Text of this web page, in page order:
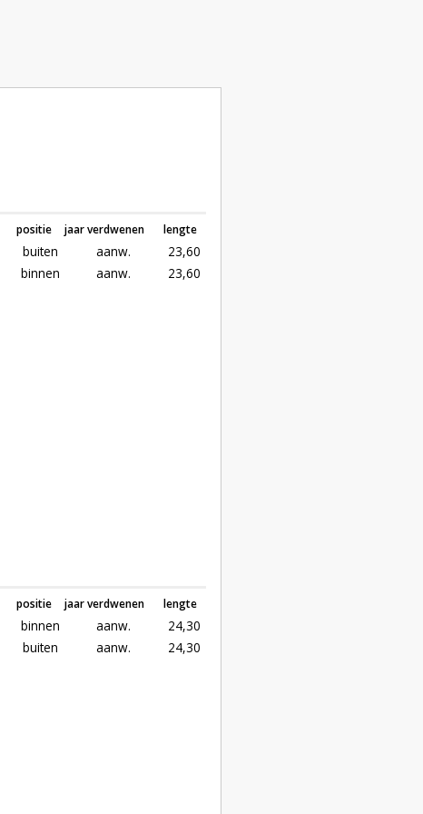
positie jaar verdwenen lengte
buiten aanw.
23,60
binnen aanw. 23,60
positie jaar verdwenen lengte
binnen aanw.
24,30
buiten aanw. 24,30